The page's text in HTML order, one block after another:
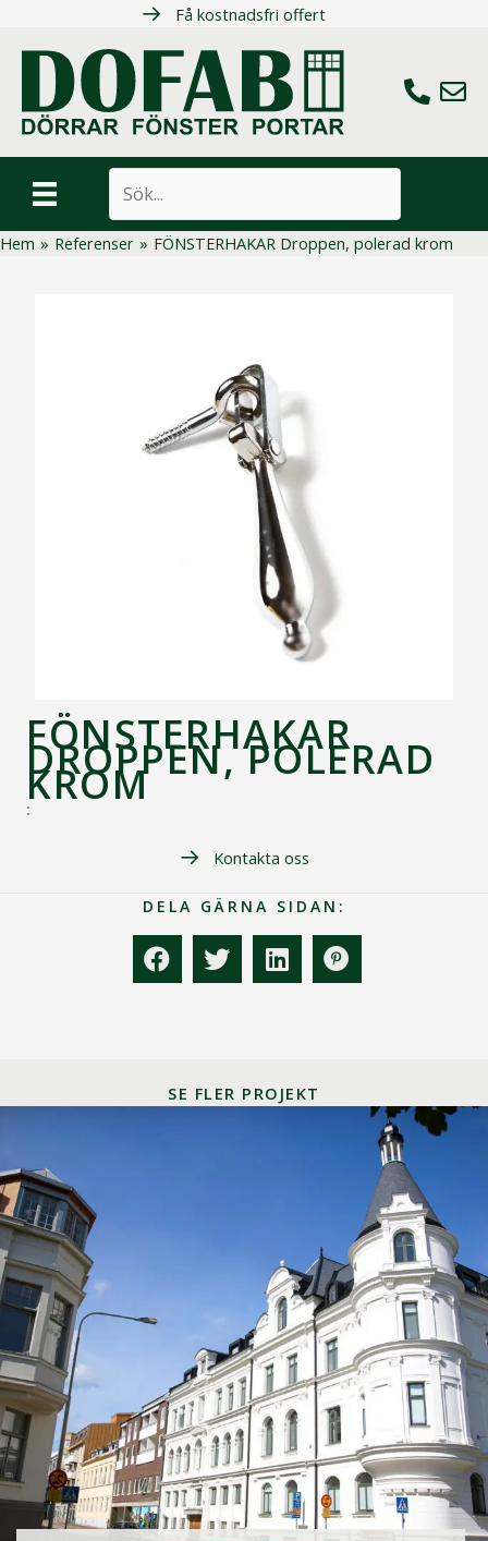
innehåll
Få kostnadsfri offert
Ring oss
Maila
Hem » Referenser » FÖNSTERHAKAR Droppen, polerad krom
FÖNSTERHAKAR
DROPPEN, POLERAD
KROM
:
Kontakta oss
DELA GÄRNA SIDAN:
SE FLER PROJEKT